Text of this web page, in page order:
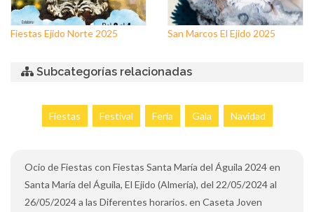
Fiestas Ejido Norte 2025 San Marcos El Ejido 2025
Subcategorías relacionadas
Fiestas Festival Feria Gala Navidad
Ocio de Fiestas con Fiestas Santa María del Águila 2024 en
Santa María del Águila, El Ejido (Almería), del 22/05/2024 al
26/05/2024 a las Diferentes horarios. en Caseta Joven